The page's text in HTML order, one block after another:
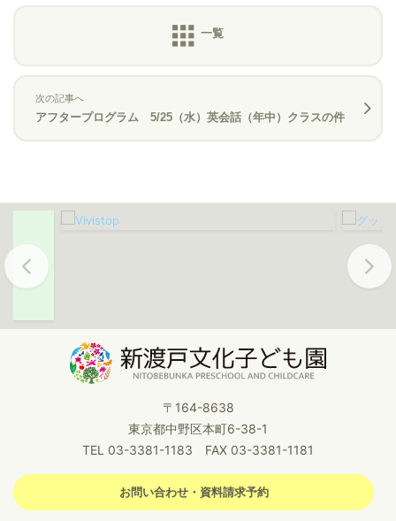
次の記事へ
アフタープログラム 5/25（水）英会話（年中）クラスの件
Previous Next
〒164-8638
東京都中野区本町6-38-1
TEL 03-3381-1183 FAX 03-3381-1181
お問い合わせ・資料請求予約